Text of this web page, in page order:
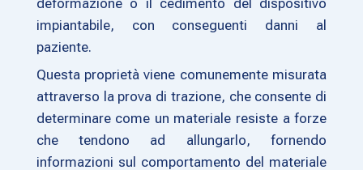
deformazione o il cedimento del dispositivo
impiantabile, con conseguenti danni al
paziente.
Questa proprietà viene comunemente misurata
attraverso la prova di trazione, che consente di
determinare come un materiale resiste a forze
che tendono ad allungarlo, fornendo
informazioni sul comportamento del materiale